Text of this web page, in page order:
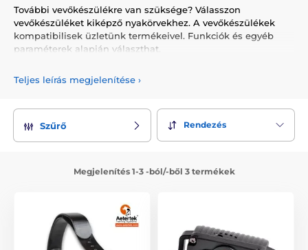
További vevőkészülékre van szüksége? Válasszon
vevőkészüléket kiképző nyakörvekhez. A vevőkészülékek
kompatibilisek üzletünk termékeivel. Funkciók és egyéb
paraméterek alapján választhat.
Teljes leírás megjelenítése ›
Szűrő Rendezés
Megjelenítés 1-3 -ból/-ből 3 termékek